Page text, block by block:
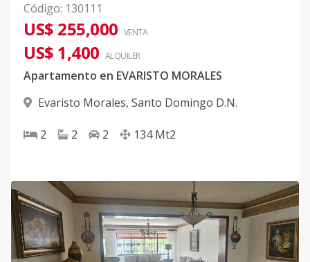
Código: 130111
US$ 255,000 VENTA
US$ 1,400 ALQUILER
Apartamento en EVARISTO MORALES
Evaristo Morales, Santo Domingo D.N.
2 2 2 134 Mt2